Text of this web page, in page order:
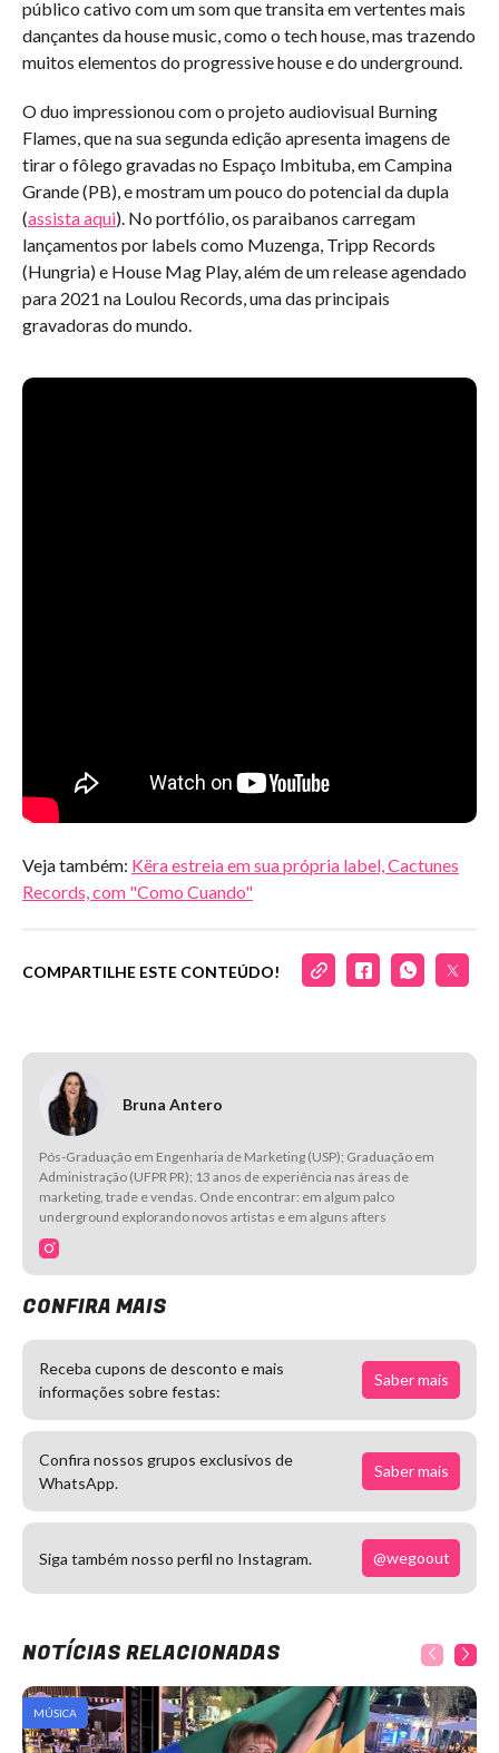
público cativo com um som que transita em vertentes mais
dançantes da house music, como o tech house, mas trazendo
muitos elementos do progressive house e do underground.
O duo impressionou com o projeto audiovisual Burning
Flames, que na sua segunda edição apresenta imagens de
tirar o fôlego gravadas no Espaço Imbituba, em Campina
Grande (PB), e mostram um pouco do potencial da dupla
(assista aqui). No portfólio, os paraibanos carregam
lançamentos por labels como Muzenga, Tripp Records
(Hungria) e House Mag Play, além de um release agendado
para 2021 na Loulou Records, uma das principais
gravadoras do mundo.
Veja também: Këra estreia em sua própria label, Cactunes
Records, com "Como Cuando"
COMPARTILHE ESTE CONTEÚDO!
Bruna Antero
Pós-Graduação em Engenharia de Marketing (USP); Graduação em
Administração (UFPR PR); 13 anos de experiência nas áreas de
marketing, trade e vendas. Onde encontrar: em algum palco
underground explorando novos artistas e em alguns afters
CONFIRA MAIS
Receba cupons de desconto e mais
informações sobre festas:
Saber mais
Confira nossos grupos exclusivos de
WhatsApp.
Saber mais
Siga também nosso perfil no Instagram. @wegoout
NOTÍCIAS RELACIONADAS
MÚSICA